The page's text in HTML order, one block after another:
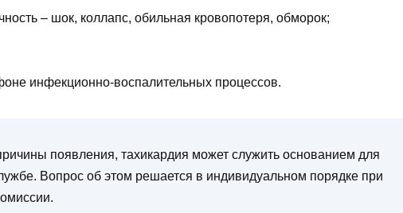
– шок, коллапс, обильная кровопотеря, обморок;
инфекционно-воспалительных процессов.
появления, тахикардия может служить основанием для
Вопрос об этом решается в индивидуальном порядке при